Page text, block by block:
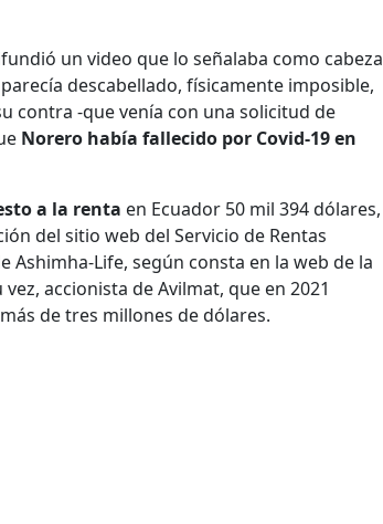
un video que lo señalaba como cabeza
descabellado, físicamente imposible,
contra -que venía con una solicitud de
Norero había fallecido por Covid-19 en
a la renta en Ecuador 50 mil 394 dólares,
del sitio web del Servicio de Rentas
Ashimha-Life, según consta en la web de la
accionista de Avilmat, que en 2021
de tres millones de dólares.